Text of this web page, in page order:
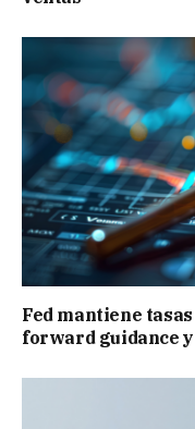
Fed mantiene
forward guidance